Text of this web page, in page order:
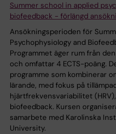
Summer school in applied
biofeedback - förlängd
Ansökningsperioden för
Psychophysiology and
Programmet äger rum från
och omfattar 4 ECTS-poäng.
programme som kombinerar
lärande, med fokus på
hjärtfrekvensvariabilitet
biofeedback. Kursen
samarbete med Karolinska
University.